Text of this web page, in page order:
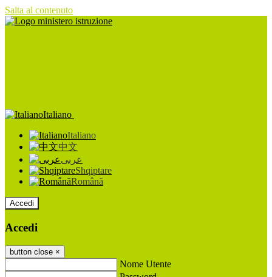
Salta al contenuto
Italiano
Italiano
中文
عربى
Shqiptare
Română
Accedi
Accedi
button close ×
Nome Utente